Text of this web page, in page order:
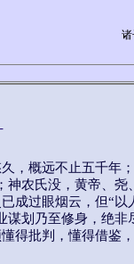
诸
概远不止五千年；
神农氏没，黄帝、
成过眼烟云，但“
谋划乃至修身，绝
得批判，懂得借鉴